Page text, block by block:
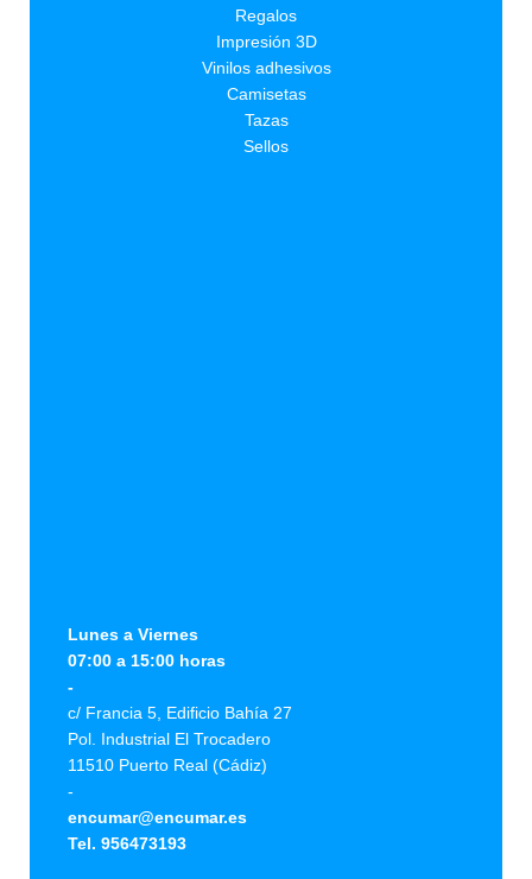
Regalos
Impresión 3D
Vinilos adhesivos
Camisetas
Tazas
Sellos
Lunes a Viernes
07:00 a 15:00 horas
-
c/ Francia 5, Edificio Bahía 27
Pol. Industrial El Trocadero
11510 Puerto Real (Cádiz)
-
encumar@encumar.es
Tel. 956473193